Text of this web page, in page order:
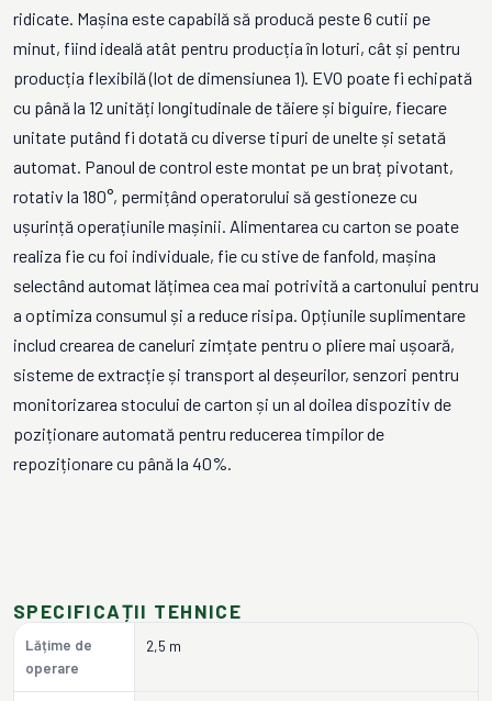
ridicate. Mașina este capabilă să producă peste 6 cutii pe
minut, fiind ideală atât pentru producția în loturi, cât și pentru
producția flexibilă (lot de dimensiunea 1). EVO poate fi echipată
cu până la 12 unități longitudinale de tăiere și biguire, fiecare
unitate putând fi dotată cu diverse tipuri de unelte și setată
automat. Panoul de control este montat pe un braț pivotant,
rotativ la 180°, permițând operatorului să gestioneze cu
ușurință operațiunile mașinii. Alimentarea cu carton se poate
realiza fie cu foi individuale, fie cu stive de fanfold, mașina
selectând automat lățimea cea mai potrivită a cartonului pentru
a optimiza consumul și a reduce risipa. Opțiunile suplimentare
includ crearea de caneluri zimțate pentru o pliere mai ușoară,
sisteme de extracție și transport al deșeurilor, senzori pentru
monitorizarea stocului de carton și un al doilea dispozitiv de
poziționare automată pentru reducerea timpilor de
repoziționare cu până la 40%.
SPECIFICAȚII TEHNICE
Lățime de
operare
2,5 m